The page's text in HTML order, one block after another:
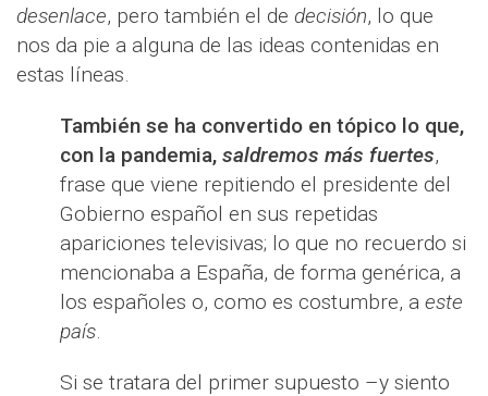
desenlace, pero también el de decisión, lo que
nos da pie a alguna de las ideas contenidas en
estas líneas.
También se ha convertido en tópico lo que,
con la pandemia, saldremos más fuertes,
frase que viene repitiendo el presidente del
Gobierno español en sus repetidas
apariciones televisivas; lo que no recuerdo si
mencionaba a España, de forma genérica, a
los españoles o, como es costumbre, a este
país.
Si se tratara del primer supuesto –y siento